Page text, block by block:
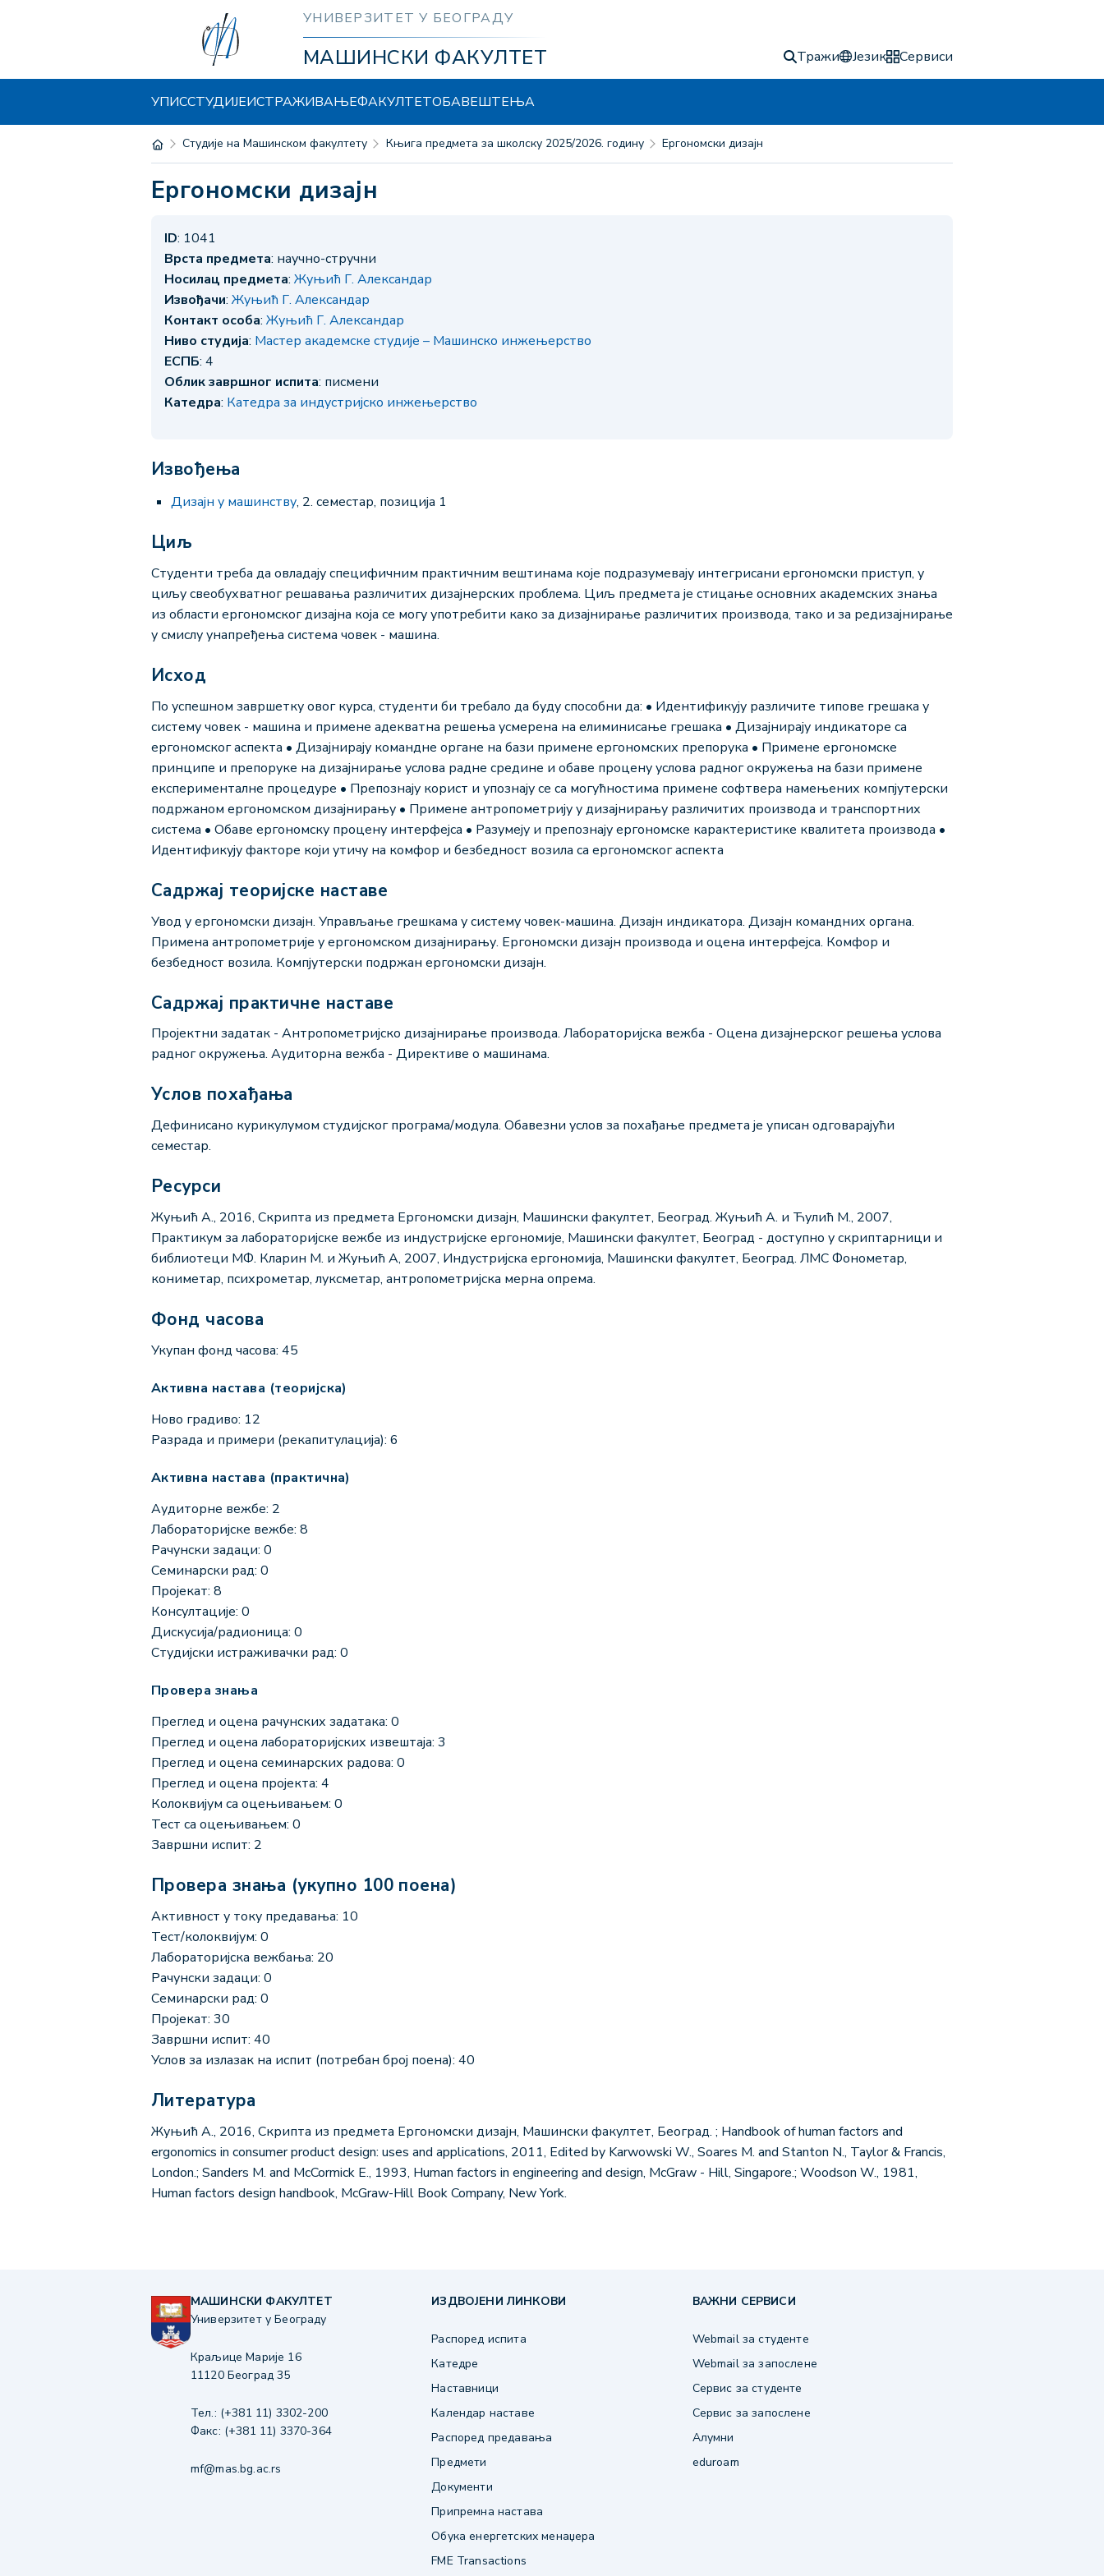
УНИВЕРЗИТЕТ У БЕОГРАДУ
МАШИНСКИ ФАКУЛТЕТ Тражи Језик Сервиси
УПИССТУДИЈЕИСТРАЖИВАЊЕФАКУЛТЕТОБАВЕШТЕЊА
Студије на Машинском факултету Књига предмета за школску 2025/2026. годину Ергономски дизајн
Ергономски дизајн
ID: 1041
Врста предмета: научно-стручни
Носилац предмета: Жуњић Г. Александар
Извођачи: Жуњић Г. Александар
Контакт особа: Жуњић Г. Александар
Ниво студија: Мастер академске студије – Машинско инжењерство
ЕСПБ: 4
Облик завршног испита: писмени
Катедра: Катедра за индустријско инжењерство
Извођења
Дизајн у машинству, 2. семестар, позиција 1
Циљ
Студенти треба да овладају специфичним практичним вештинама које подразумевају интегрисани ергономски приступ, у
циљу свеобухватног решавања различитих дизајнерских проблема. Циљ предмета је стицање основних академских знања
из области ергономског дизајна која се могу употребити како за дизајнирање различитих производа, тако и за редизајнирање
у смислу унапређења система човек - машина.
Исход
По успешном завршетку овог курса, студенти би требало да буду способни да: • Идентификују различите типове грешака у
систему човек - машина и примене адекватна решења усмерена на елиминисање грешака • Дизајнирају индикаторе са
ергономског аспекта • Дизајнирају командне органе на бази примене ергономских препорука • Примене ергономске
принципе и препоруке на дизајнирање услова радне средине и обаве процену услова радног окружења на бази примене
експерименталне процедуре • Препознају корист и упознају се са могућностима примене софтвера намењених компјутерски
подржаном ергономском дизајнирању • Примене антропометрију у дизајнирању различитих производа и транспортних
система • Обаве ергономску процену интерфејса • Разумеју и препознају ергономске карактеристике квалитета производа •
Идентификују факторе који утичу на комфор и безбедност возила са ергономског аспекта
Садржај теоријске наставе
Увод у ергономски дизајн. Управљање грешкама у систему човек-машина. Дизајн индикатора. Дизајн командних органа.
Примена антропометрије у ергономском дизајнирању. Ергономски дизајн производа и оцена интерфејса. Комфор и
безбедност возила. Компјутерски подржан ергономски дизајн.
Садржај практичне наставе
Пројектни задатак - Антропометријско дизајнирање производа. Лабораторијска вежба - Оцена дизајнерског решења услова
радног окружења. Аудиторна вежба - Директиве о машинама.
Услов похађања
Дефинисано курикулумом студијског програма/модула. Обавезни услов за похађање предмета је уписан одговарајући
семестар.
Ресурси
Жуњић А., 2016, Скрипта из предмета Ергономски дизајн, Машински факултет, Београд. Жуњић А. и Ћулић М., 2007,
Практикум за лабораторијске вежбе из индустријске ергономије, Машински факултет, Београд - доступно у скриптарници и
библиотеци МФ. Кларин М. и Жуњић А, 2007, Индустријска ергономија, Машински факултет, Београд. ЛМС Фонометар,
кониметар, психрометар, луксметар, антропометријска мерна опрема.
Фонд часова
Укупан фонд часова: 45
Активна настава (теоријска)
Ново градиво: 12
Разрада и примери (рекапитулација): 6
Активна настава (практична)
Аудиторне вежбе: 2
Лабораторијске вежбе: 8
Рачунски задаци: 0
Семинарски рад: 0
Пројекат: 8
Консултације: 0
Дискусија/радионица: 0
Студијски истраживачки рад: 0
Провера знања
Преглед и оцена рачунских задатака: 0
Преглед и оцена лабораторијских извештаја: 3
Преглед и оцена семинарских радова: 0
Преглед и оцена пројекта: 4
Колоквијум са оцењивањем: 0
Тест са оцењивањем: 0
Завршни испит: 2
Провера знања (укупно 100 поена)
Активност у току предавања: 10
Тест/колоквијум: 0
Лабораторијска вежбања: 20
Рачунски задаци: 0
Семинарски рад: 0
Пројекат: 30
Завршни испит: 40
Услов за излазак на испит (потребан број поена): 40
Литература
Жуњић А., 2016, Скрипта из предмета Ергономски дизајн, Машински факултет, Београд. ; Handbook of human factors and
ergonomics in consumer product design: uses and applications, 2011, Edited by Karwowski W., Soares M. and Stanton N., Taylor & Francis,
London.; Sanders M. and McCormick E., 1993, Human factors in engineering and design, McGraw - Hill, Singapore.; Woodson W., 1981,
Human factors design handbook, McGraw-Hill Book Company, New York.
МАШИНСКИ ФАКУЛТЕТ
Универзитет у Београду
Краљице Марије 16
11120 Београд 35
Тел.: (+381 11) 3302-200
Факс: (+381 11) 3370-364
mf@mas.bg.ac.rs
ИЗДВОЈЕНИ ЛИНКОВИ
Распоред испита
Катедре
Наставници
Календар наставе
Распоред предавања
Предмети
Документи
Припремна настава
Обука енергетских менаџера
FME Transactions
ВАЖНИ СЕРВИСИ
Webmail за студенте
Webmail за запослене
Сервис за студенте
Сервис за запослене
Алумни
eduroam